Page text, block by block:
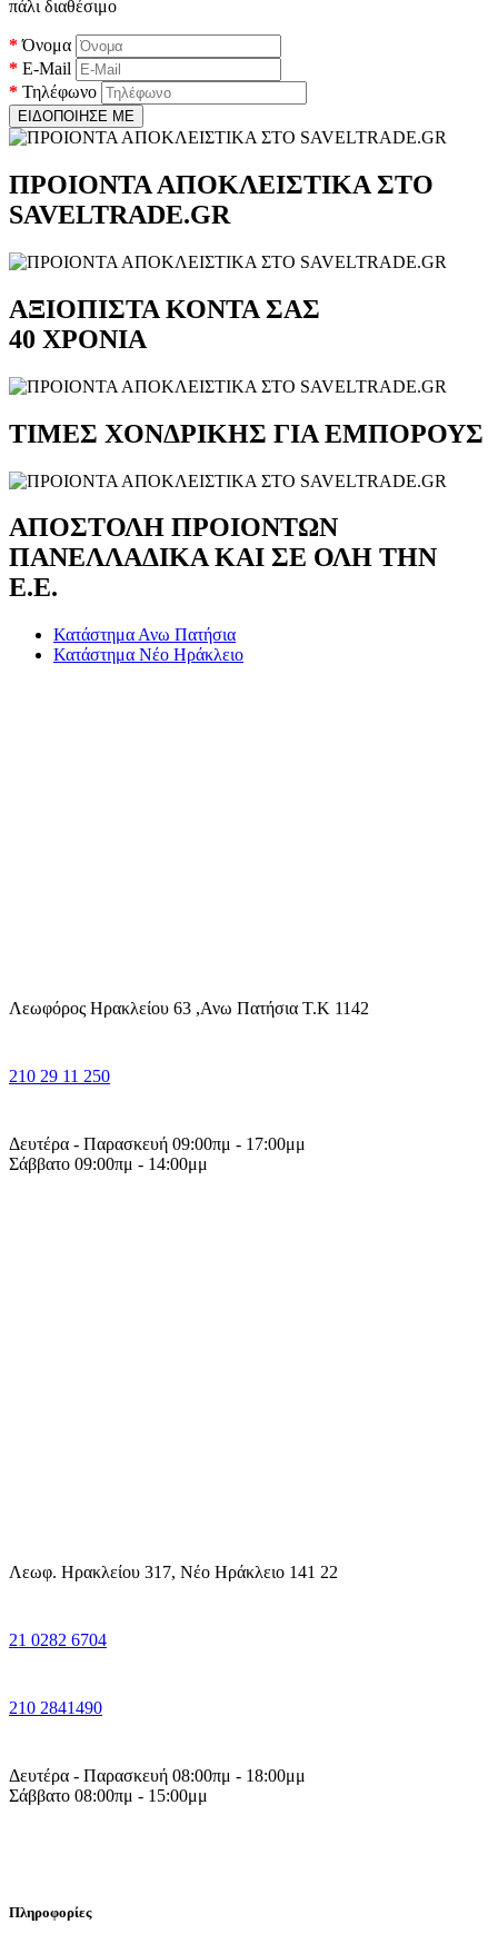
πάλι διαθέσιμο
Όνομα
E-Mail
Τηλέφωνο
ΕΙΔΟΠΟΙΗΣΕ ΜΕ
ΠΡΟΙΟΝΤΑ ΑΠΟΚΛΕΙΣΤΙΚΑ ΣΤΟ
SAVELTRADE.GR
ΑΞΙΟΠΙΣΤΑ ΚΟΝΤΑ ΣΑΣ
40 ΧΡΟΝΙΑ
ΤΙΜΕΣ ΧΟΝΔΡΙΚΗΣ ΓΙΑ ΕΜΠΟΡΟΥΣ
ΑΠΟΣΤΟΛΗ ΠΡΟΙΟΝΤΩΝ
ΠΑΝΕΛΛΑΔΙΚΑ ΚΑΙ ΣΕ ΟΛΗ ΤΗΝ
Ε.Ε.
Κατάστημα Ανω Πατήσια
Κατάστημα Νέο Ηράκλειο
Λεωφόρος Ηρακλείου 63 ,Ανω Πατήσια Τ.Κ 1142
210 29 11 250
Δευτέρα - Παρασκευή 09:00πμ - 17:00μμ
Σάββατο 09:00πμ - 14:00μμ
Λεωφ. Ηρακλείου 317, Νέο Ηράκλειο 141 22
21 0282 6704
210 2841490
Δευτέρα - Παρασκευή 08:00πμ - 18:00μμ
Σάββατο 08:00πμ - 15:00μμ
Πληροφορίες